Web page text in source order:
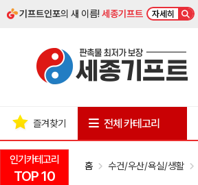
기프트인포의 새 이름!세종기프트 자세히
인기카테고리
TOP 10
즐겨찾기 전체 카테고리
홈 수건/우산/욕실/생활